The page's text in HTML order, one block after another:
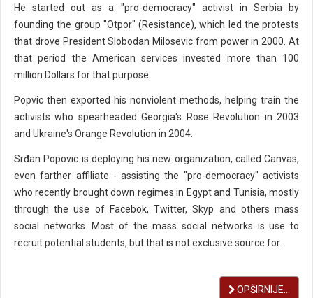
He started out as a "pro-democracy" activist in Serbia by
founding the group "Otpor" (Resistance), which led the protests
that drove President Slobodan Milosevic from power in 2000. At
that period the American services invested more than 100
million Dollars for that purpose.
Popvic then exported his nonviolent methods, helping train the
activists who spearheaded Georgia's Rose Revolution in 2003
and Ukraine's Orange Revolution in 2004.
Srđan Popovic is deploying his new organization, called Canvas,
even farther affiliate - assisting the "pro-democracy" activists
who recently brought down regimes in Egypt and Tunisia, mostly
through the use of Facebok, Twitter, Skyp and others mass
social networks. Most of the mass social networks is use to
recruit potential students, but that is not exclusive source for...
OPŠIRNIJE...